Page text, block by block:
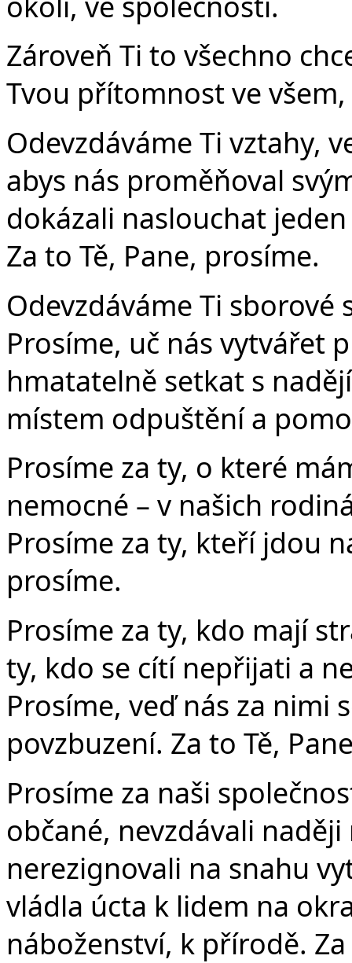
Zároveň Ti to všechno
Tvou přítomnost ve
Odevzdáváme Ti vztahy,
abys nás proměňoval
dokázali naslouchat
Za to Tě, Pane, prosíme.
Odevzdáváme Ti
Prosíme, uč nás vytvářet
hmatatelně setkat s
místem odpuštění a
Prosíme za ty, o které
nemocné – v našich
Prosíme za ty, kteří jdou
prosíme.
Prosíme za ty, kdo mají
ty, kdo se cítí nepřijati a
Prosíme, veď nás za nimi
povzbuzení. Za to Tě,
Prosíme za naši
občané, nevzdávali
nerezignovali na snahu
vládla úcta k lidem na
náboženství, k přírodě.